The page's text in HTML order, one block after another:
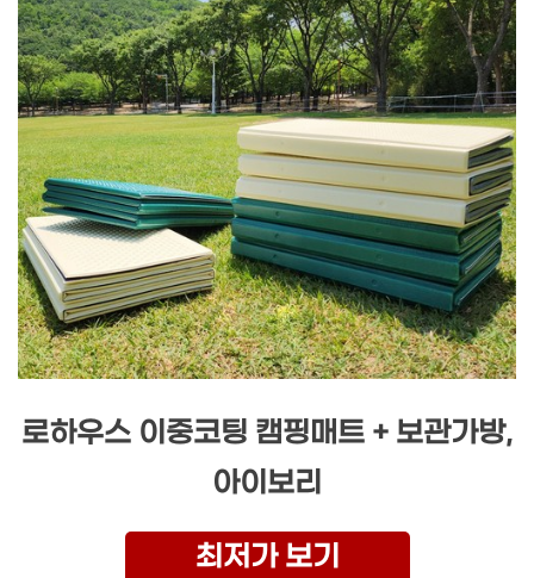
로하우스 이중코팅 캠핑매트 + 보관가방,
아이보리
최저가 보기